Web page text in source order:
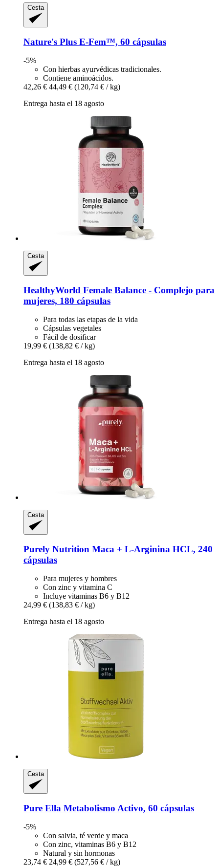
Cesta
Nature's Plus E-​Fem™, 60 cápsulas
-5%
Con hierbas ayurvédicas tradicionales.
Contiene aminoácidos.
42,26 € 44,49 € (120,74 € / kg)
Entrega hasta el 18 agosto
Cesta
HealthyWorld Female Balance -​ Complejo para
mujeres, 180 cápsulas
Para todas las etapas de la vida
Cápsulas vegetales
Fácil de dosificar
19,99 € (138,82 € / kg)
Entrega hasta el 18 agosto
Cesta
Purely Nutrition Maca + L-​Arginina HCL, 240
cápsulas
Para mujeres y hombres
Con zinc y vitamina C
Incluye vitaminas B6 y B12
24,99 € (138,83 € / kg)
Entrega hasta el 18 agosto
Cesta
Pure Ella Metabolismo Activo, 60 cápsulas
-5%
Con salvia, té verde y maca
Con zinc, vitaminas B6 y B12
Natural y sin hormonas
23,74 € 24,99 € (527,56 € / kg)